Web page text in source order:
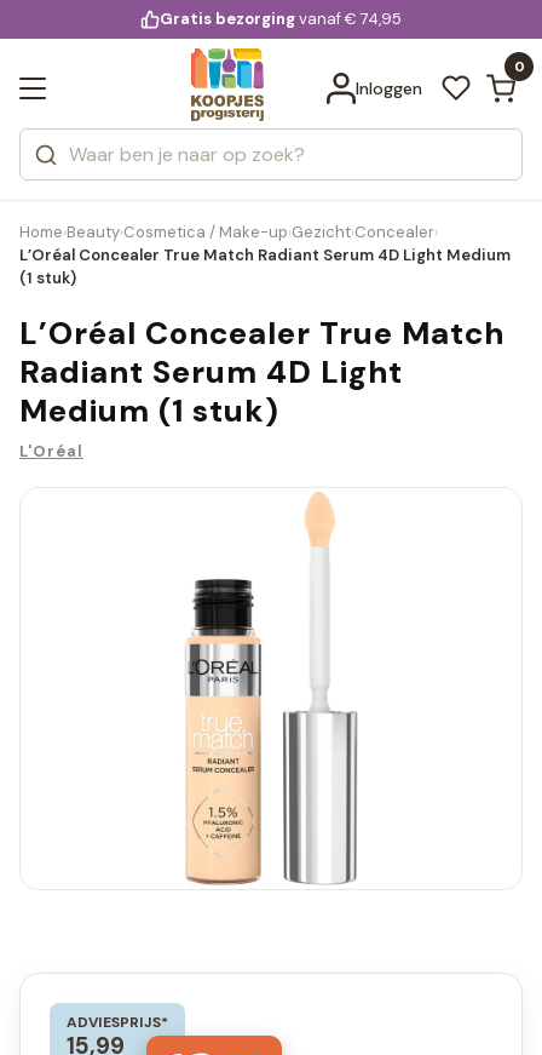
voor 20:00 uur besteld
Gratis bezorgingvanaf € 74,95
Inloggen
0
Zoeken
Categorieën
Merken
Bekijk alle resultaten
Home›Beauty›Cosmetica / Make-up›Gezicht›Concealer›
L’Oréal Concealer True Match Radiant Serum 4D Light Medium
(1 stuk)
L’Oréal Concealer True Match
Radiant Serum 4D Light
Medium (1 stuk)
L'Oréal
ADVIESPRIJS*
15,99